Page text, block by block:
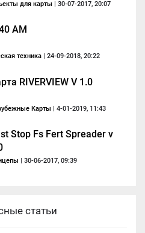
для карты | 30-07-2017, 20:07
АМ
техника | 24-09-2018, 20:22
RIVERVIEW V 1.0
Карты | 4-01-2019, 11:43
Stop Fs Fert Spreader v
| 30-06-2017, 09:39
статьи